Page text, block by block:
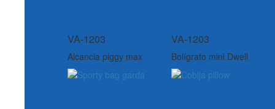
VA-1203
Alcancia piggy max
VA-1203
Bolígrafo mini Dwell